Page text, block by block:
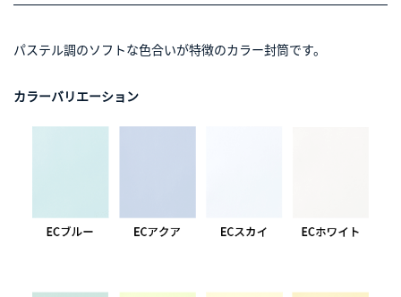
パステル調のソフトな色合いが特徴のカラー封筒です。
カラーバリエーション